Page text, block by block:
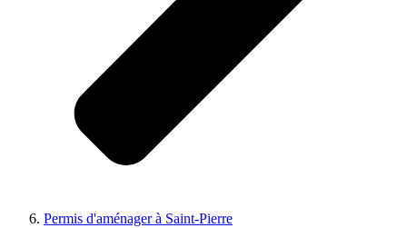
Permis d'aménager à Saint-Pierre